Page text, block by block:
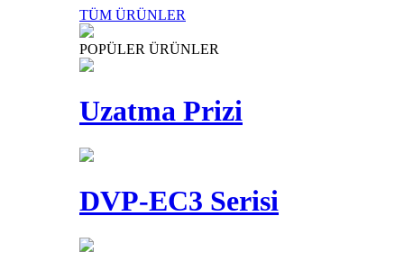
TÜM ÜRÜNLER
POPÜLER ÜRÜNLER
Uzatma Prizi
DVP-EC3 Serisi